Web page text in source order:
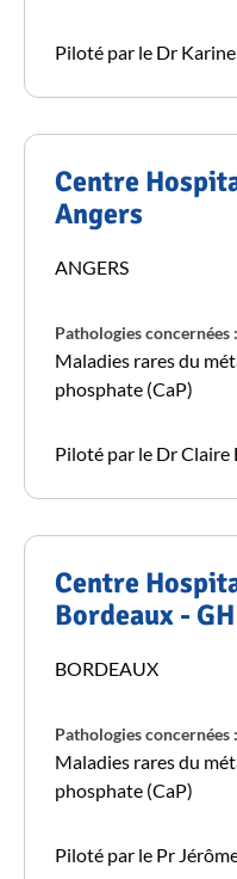
Piloté par le Dr
Centre
Angers
ANGERS
Pathologies concernées :
Maladies rares du
phosphate (CaP)
Piloté par le Dr Claire
Centre
Bordeaux -
BORDEAUX
Pathologies concernées :
Maladies rares du
phosphate (CaP)
Piloté par le Pr